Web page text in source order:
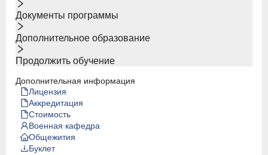
Документы программы
Дополнительное образование
Продолжить обучение
Дополнительная информация
Лицензия
Аккредитация
Стоимость
Военная кафедра
Общежития
Буклет